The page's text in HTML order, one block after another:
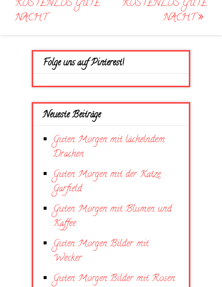
KOSTENLOS GUTE
NACHT
KOSTENLOS GUTE
NACHT
Folge uns auf Pinterest!
Neueste Beiträge
Guten Morgen mit lächelndem
Drachen
Guten Morgen mit der Katze
Garfield
Guten Morgen mit Blumen und
Kaffee
Guten Morgen Bilder mit
Wecker
Guten Morgen Bilder mit Rosen